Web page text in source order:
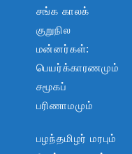
சங்க காலக்
குறுநில
மன்னர்கள்:
பெயர்க்காரணமும்
சமூகப்
பரிணாமமும்
பழந்தமிழர் மரபும்